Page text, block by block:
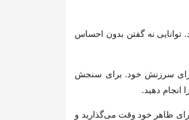
توانایی نه گفتن بدون احساس
برای سرزنش خود. برای سنجش
انجام دهید.
ظاهر خود وقت می‌گذارید و